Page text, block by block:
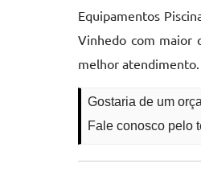
Equipamentos
Vinhedo com maior
melhor atendimento.
Gostaria de um
Fale conosco pelo